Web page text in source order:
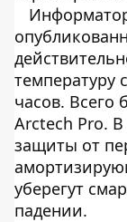
температуру
часов. Всего
Arctech Pro.
защиты от
уберегут
падении.